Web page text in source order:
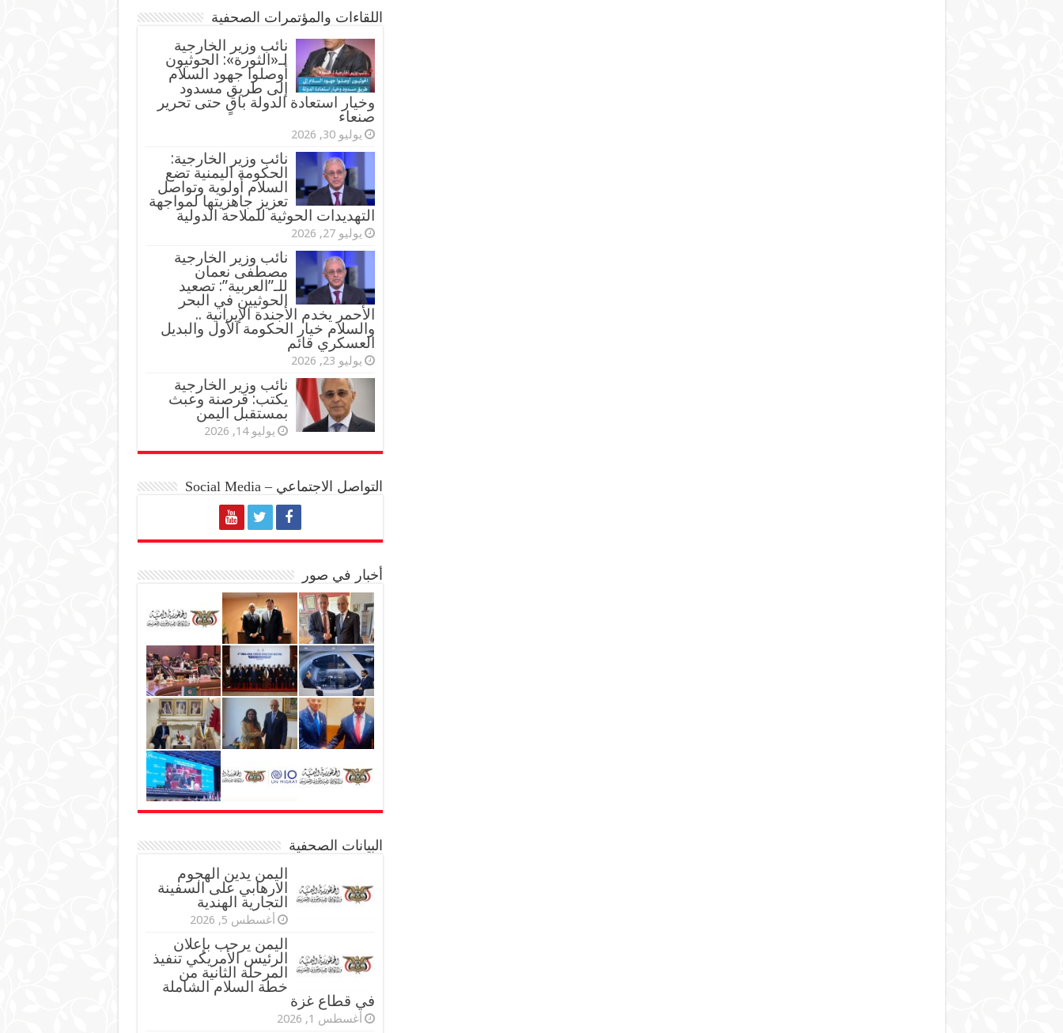
اللقاءات والمؤتمرات الصحفية
‏نائب وزير الخارجية
لـ«الثورة»: الحوثيون
أوصلوا جهود السلام
إلى طريق مسدود
وخيار استعادة الدولة باقٍ حتى تحرير
صنعاء
يوليو 30, 2026
نائب وزير الخارجية:
الحكومة اليمنية تضع
السلام أولوية وتواصل
تعزيز جاهزيتها لمواجهة
التهديدات الحوثية للملاحة الدولية
يوليو 27, 2026
نائب وزير الخارجية
مصطفى نعمان
للـ”العربية”: تصعيد
الحوثيين في البحر
الأحمر يخدم الأجندة الإيرانية ..
والسلام خيار الحكومة الأول والبديل
العسكري قائم
يوليو 23, 2026
نائب وزير الخارجية
يكتب: قرصنة وعبث
بمستقبل اليمن
يوليو 14, 2026
التواصل الاجتماعي – Social Media
أخبار في صور
البيانات الصحفية
اليمن يدين الهجوم
الارهابي على السفينة
التجارية الهندية
أغسطس 5, 2026
اليمن يرحب بإعلان
الرئيس الأمريكي تنفيذ
المرحلة الثانية من
خطة السلام الشاملة
في قطاع غزة
أغسطس 1, 2026